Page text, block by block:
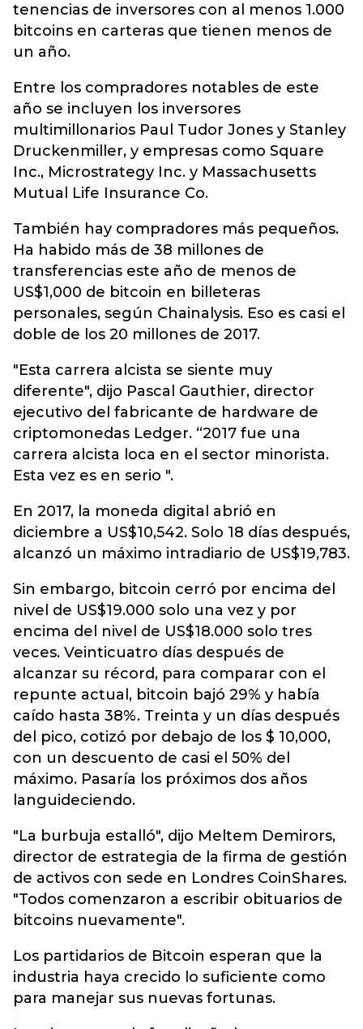
tenencias de inversores con al menos 1.000
bitcoins en carteras que tienen menos de
un año.
Entre los compradores notables de este
año se incluyen los inversores
multimillonarios Paul Tudor Jones y Stanley
Druckenmiller, y empresas como Square
Inc., Microstrategy Inc. y Massachusetts
Mutual Life Insurance Co.
También hay compradores más pequeños.
Ha habido más de 38 millones de
transferencias este año de menos de
US$1,000 de bitcoin en billeteras
personales, según Chainalysis. Eso es casi el
doble de los 20 millones de 2017.
"Esta carrera alcista se siente muy
diferente", dijo Pascal Gauthier, director
ejecutivo del fabricante de hardware de
criptomonedas Ledger. “2017 fue una
carrera alcista loca en el sector minorista.
Esta vez es en serio ".
En 2017, la moneda digital abrió en
diciembre a US$10,542. Solo 18 días después,
alcanzó un máximo intradiario de US$19,783.
Sin embargo, bitcoin cerró por encima del
nivel de US$19.000 solo una vez y por
encima del nivel de US$18.000 solo tres
veces. Veinticuatro días después de
alcanzar su récord, para comparar con el
repunte actual, bitcoin bajó 29% y había
caído hasta 38%. Treinta y un días después
del pico, cotizó por debajo de los $ 10,000,
con un descuento de casi el 50% del
máximo. Pasaría los próximos dos años
languideciendo.
"La burbuja estalló", dijo Meltem Demirors,
director de estrategia de la firma de gestión
de activos con sede en Londres CoinShares.
"Todos comenzaron a escribir obituarios de
bitcoins nuevamente".
Los partidarios de Bitcoin esperan que la
industria haya crecido lo suficiente como
para manejar sus nuevas fortunas.